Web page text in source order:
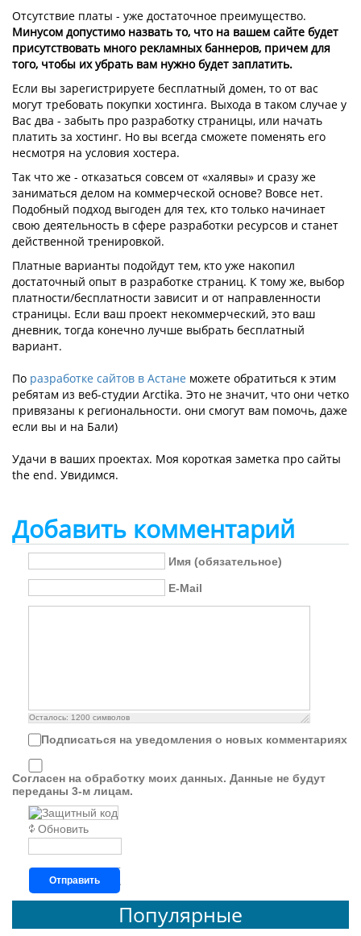
Отсутствие платы - уже достаточное преимущество.
Минусом допустимо назвать то, что на вашем сайте будет
присутствовать много рекламных баннеров, причем для
того, чтобы их убрать вам нужно будет заплатить.
Если вы зарегистрируете бесплатный домен, то от вас
могут требовать покупки хостинга. Выхода в таком случае у
Вас два - забыть про разработку страницы, или начать
платить за хостинг. Но вы всегда сможете поменять его
несмотря на условия хостера.
Так что же - отказаться совсем от «халявы» и сразу же
заниматься делом на коммерческой основе? Вовсе нет.
Подобный подход выгоден для тех, кто только начинает
свою деятельность в сфере разработки ресурсов и станет
действенной тренировкой.
Платные варианты подойдут тем, кто уже накопил
достаточный опыт в разработке страниц. К тому же, выбор
платности/бесплатности зависит и от направленности
страницы. Если ваш проект некоммерческий, это ваш
дневник, тогда конечно лучше выбрать бесплатный
вариант.
По разработке сайтов в Астане можете обратиться к этим
ребятам из веб-студии Arctika. Это не значит, что они четко
привязаны к региональности. они смогут вам помочь, даже
если вы и на Бали)
Удачи в ваших проектах. Моя короткая заметка про сайты
the end. Увидимся.
Добавить комментарий
Имя (обязательное)
E-Mail
Осталось: 1200 символов
Подписаться на уведомления о новых комментариях
Согласен на обработку моих данных. Данные не будут
переданы 3-м лицам.
Обновить
Отправить
Популярные